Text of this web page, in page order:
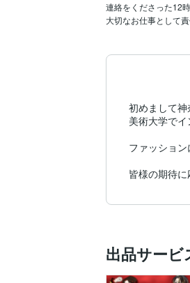
連絡をくださった12
大切なお仕事として
初めまして神
美術大学で
ファッショ
出品サービ